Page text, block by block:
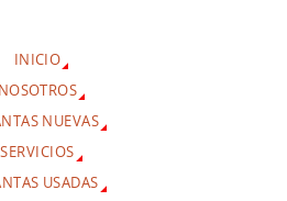
INICIO
NOSOTROS
NUEVAS
SERVICIOS
USADAS